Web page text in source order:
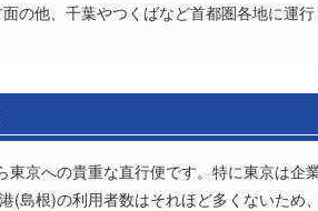
の他、千葉やつくばなど首都圏各地に運
京への貴重な直行便です。特に東京は企
島根)の利用者数はそれほど多くないため